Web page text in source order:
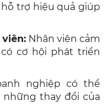
trợ hiệu quả giúp
Nhân viên cảm
cơ hội phát triển
nghiệp có thể
thay đổi của